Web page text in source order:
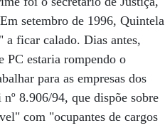
setembro de 1996, Quintela
ficar calado. Dias antes,
PC estaria rompendo o
para as empresas dos
8.906/94, que dispõe sobre
com "ocupantes de cargos